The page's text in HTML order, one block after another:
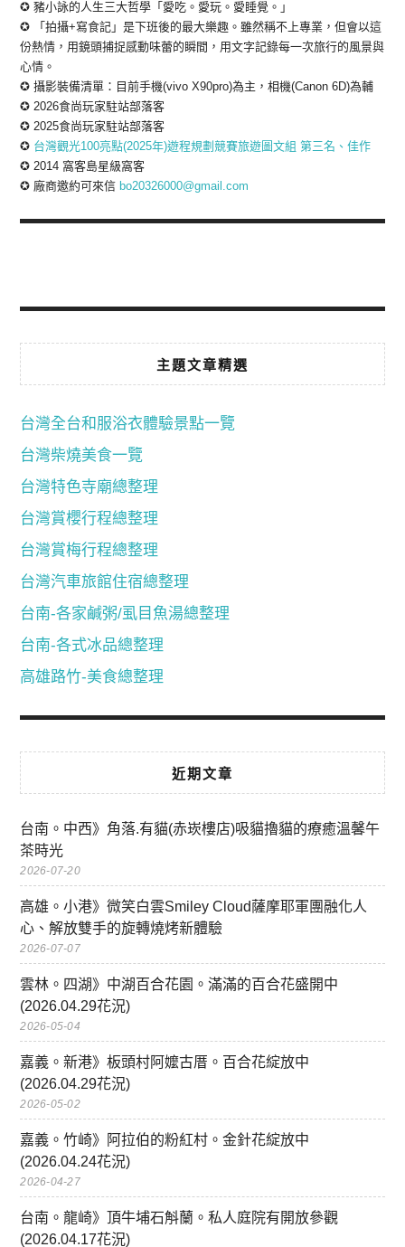
✪ 豬小詠的人生三大哲學「愛吃。愛玩。愛睡覺。」
✪ 「拍攝+寫食記」是下班後的最大樂趣。雖然稱不上專業，但會以這
份熱情，用鏡頭捕捉感動味蕾的瞬間，用文字記錄每一次旅行的風景與
心情。
✪ 攝影裝備清單：目前手機(vivo X90pro)為主，相機(Canon 6D)為輔
✪ 2026食尚玩家駐站部落客
✪ 2025食尚玩家駐站部落客
✪ 台灣觀光100亮點(2025年)遊程規劃競賽旅遊圖文組 第三名、佳作
✪ 2014 窩客島星級窩客
✪ 廠商邀約可來信 bo20326000@gmail.com
主題文章精選
台灣全台和服浴衣體驗景點一覽
台灣柴燒美食一覽
台灣特色寺廟總整理
台灣賞櫻行程總整理
台灣賞梅行程總整理
台灣汽車旅館住宿總整理
台南-各家鹹粥/虱目魚湯總整理
台南-各式冰品總整理
高雄路竹-美食總整理
近期文章
台南。中西》角落.有貓(赤崁樓店)吸貓擼貓的療癒溫馨午
茶時光
2026-07-20
高雄。小港》微笑白雲Smiley Cloud薩摩耶軍團融化人
心、解放雙手的旋轉燒烤新體驗
2026-07-07
雲林。四湖》中湖百合花園。滿滿的百合花盛開中
(2026.04.29花況)
2026-05-04
嘉義。新港》板頭村阿嬤古厝。百合花綻放中
(2026.04.29花況)
2026-05-02
嘉義。竹崎》阿拉伯的粉紅村。金針花綻放中
(2026.04.24花況)
2026-04-27
台南。龍崎》頂牛埔石斛蘭。私人庭院有開放參觀
(2026.04.17花況)